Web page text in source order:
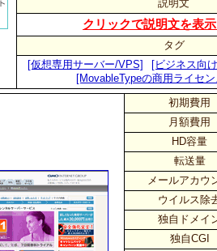
説明文
クリックで説明文を表
タグ
[仮想専用サーバー/VPS]
[ビジネス向
[MovableTypeの商用ライセ
初期費用
月額費用
HD容量
転送量
メールアカウ
ウイルス除
独自ドメイ
独自CGI